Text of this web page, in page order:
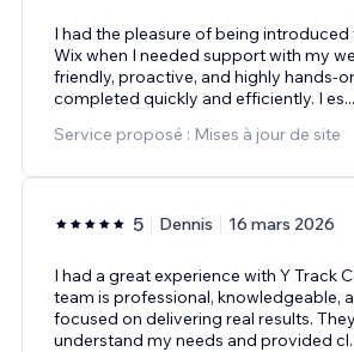
I had the pleasure of being
Wix when I needed support with my
friendly, proactive, and highly hands-
completed quickly and efficiently. I es...
Service proposé : Mises à jour de site
5 Dennis 16 mars 2026
I had a great experience with Y Track
team is professional, knowledgeable,
focused on delivering real results.
understand my needs and provided cl